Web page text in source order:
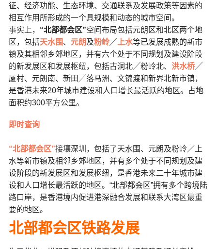
征、经济功能、生态环境、交通联系及发展政策等因素的
相互作用所形成的一个具规模和动态的城市空间。
事实上， “北部都会区”空间布局包括元朗区和北区两个地
区，包括天水围、 元朗及粉岭╱ 上水等已发展成熟的新市
镇及其相邻乡郊地区，并有六个处于不同规划及建设阶段
的新发展区和发展枢纽，包括古洞北╱粉岭北、 洪水桥╱
厦村、元朗南、新田╱落马洲、文锦渡和新界北新市镇，
是香港未来20年城市建设和人口增长最活跃的地区。占地
面积约300平方公里。
即时查询
“北部都会区”接壤深圳，包括了天水围、元朗及粉岭／上
水等新市镇及相邻乡郊地区，并有多个处于不同规划及建
设阶段的新发展区和发展枢纽，是香港未来二十年城市建
设和人口增长最活跃的地区。“北部都会区”拥有多个跨境陆
路口岸，是香港境内促进港深融合发展和联系大湾区最重
要的地区。
北部都会区铁路发展